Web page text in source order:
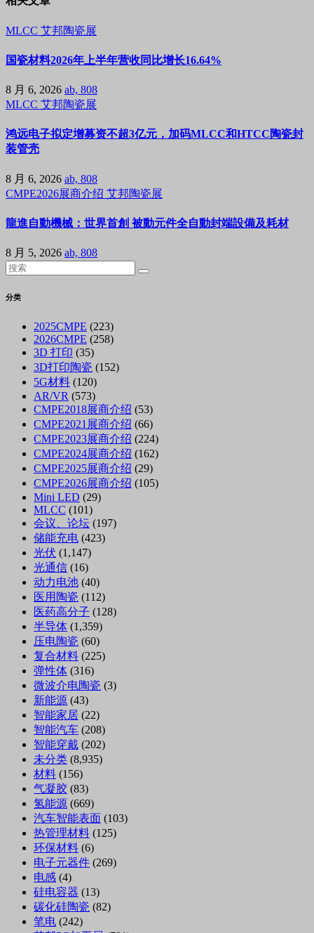
MLCC 艾邦陶瓷展
国瓷材料2026年上半年营收同比增长16.64%
8 月 6, 2026 ab, 808
MLCC 艾邦陶瓷展
鸿远电子拟定增募资不超3亿元，加码MLCC和HTCC陶瓷封
装管壳
8 月 6, 2026 ab, 808
CMPE2026展商介绍 艾邦陶瓷展
龍進自動機械：世界首創 被動元件全自動封端設備及耗材
8 月 5, 2026 ab, 808
分类
2025CMPE (223)
2026CMPE (258)
3D 打印 (35)
3D打印陶瓷 (152)
5G材料 (120)
AR/VR (573)
CMPE2018展商介绍 (53)
CMPE2021展商介绍 (66)
CMPE2023展商介绍 (224)
CMPE2024展商介绍 (162)
CMPE2025展商介绍 (29)
CMPE2026展商介绍 (105)
Mini LED (29)
MLCC (101)
会议、论坛 (197)
储能充电 (423)
光伏 (1,147)
光通信 (16)
动力电池 (40)
医用陶瓷 (112)
医药高分子 (128)
半导体 (1,359)
压电陶瓷 (60)
复合材料 (225)
弹性体 (316)
微波介电陶瓷 (3)
新能源 (43)
智能家居 (22)
智能汽车 (208)
智能穿戴 (202)
未分类 (8,935)
材料 (156)
气凝胶 (83)
氢能源 (669)
汽车智能表面 (103)
热管理材料 (125)
环保材料 (6)
电子元器件 (269)
电感 (4)
硅电容器 (13)
碳化硅陶瓷 (82)
笔电 (242)